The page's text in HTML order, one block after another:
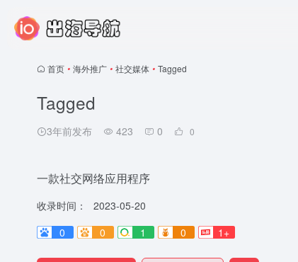
首页 • 海外推广 • 社交媒体 • Tagged
Tagged
3年前发布 423 0 0
一款社交网络应用程序
收录时间：
2023-05-20
0
0 1 0 1+